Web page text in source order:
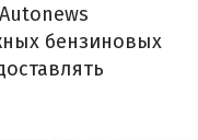
бензиновых